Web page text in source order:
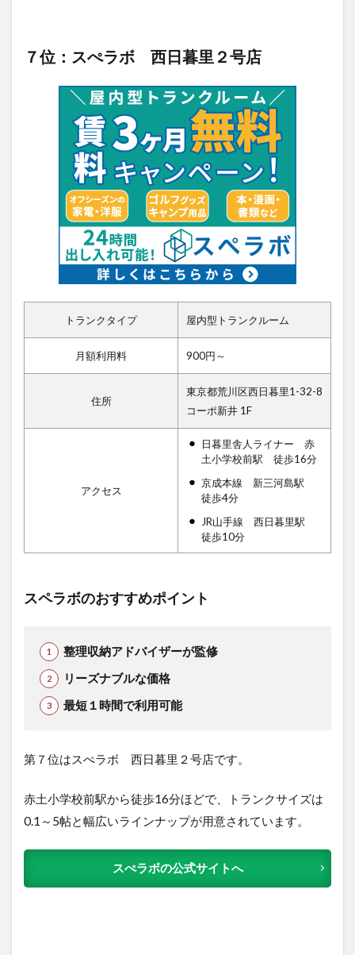
７位：スぺラボ 西日暮里２号店
トランクタイプ 屋内型トランクルーム
月額利用料 900円～
住所
東京都荒川区西日暮里1-32-8
コーポ新井 1F
アクセス
日暮里舎人ライナー 赤
土小学校前駅 徒歩16分
京成本線 新三河島駅
徒歩4分
JR山手線 西日暮里駅
徒歩10分
スペラボのおすすめポイント
整理収納アドバイザーが監修
リーズナブルな価格
最短１時間で利用可能
第７位はスぺラボ 西日暮里２号店です。
赤土小学校前駅から徒歩16分ほどで、トランクサイズは
0.1～5帖と幅広いラインナップが用意されています。
スぺラボの公式サイトへ